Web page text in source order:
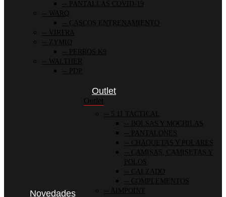
PANTALLAS COVID-19
WARQ
CASCOS ENTRENAMIENTO
VIRTRA
ZYMIQ
PERROS K9
WALTHER
PDP
Novedades
Outlet
Outlet
5.11 TACTICAL
BOLSAS Y MOCHILAS
PANTALONES
CHAQUETAS Y POLARES
CAMISAS, CAMISETAS Y
POLOS
CALZADO
COMPLEMENTOS
AIMPOINT